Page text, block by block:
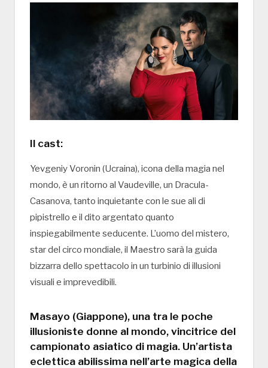
Il cast:
Yevgeniy Voronin (Ucraina), icona della magia nel
mondo, è un ritorno al Vaudeville, un Dracula-
Casanova, tanto inquietante con le sue ali di
pipistrello e il dito argentato quanto
inspiegabilmente seducente. L’uomo del mistero,
star del circo mondiale, il Maestro sarà la guida
bizzarra dello spettacolo in un turbinio di illusioni
visuali e imprevedibili.
Masayo (Giappone), una tra le poche
illusioniste donne al mondo, vincitrice del
campionato asiatico di magia. Un’artista
eclettica abilissima nell’arte magica della